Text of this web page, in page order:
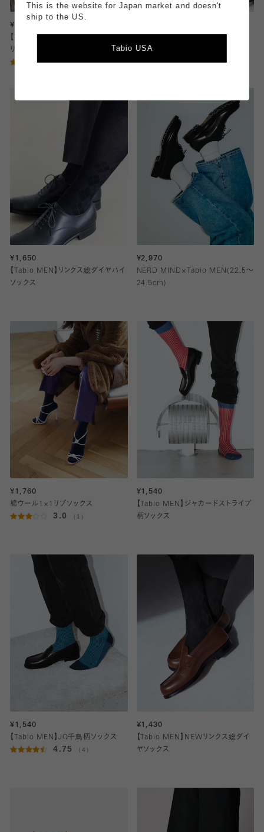
¥1,100
【Tabio MEN】オーセンティック4×2
リブソックス
4.62（13）
ヤショート丈ソックス
¥1,650
【Tabio MEN】リンクス総ダイヤハイ
ソックス
¥2,970
NERD MIND×Tabio MEN(22.5～
24.5cm)
¥1,760
綿ウール1×1リブソックス
3.0 （1）
¥1,540
【Tabio MEN】ジャカードストライプ
柄ソックス
¥1,540
【Tabio MEN】JQ千鳥柄ソックス
4.75 （4）
¥1,430
【Tabio MEN】NEWリンクス総ダイ
ヤソックス
This is the website for Japan market and doesn't
ship to the US.
Tabio USA